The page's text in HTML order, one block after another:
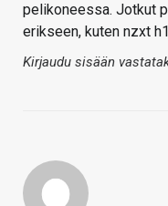
pelikoneessa. Jotkut
erikseen, kuten nzxt
Kirjaudu sisään